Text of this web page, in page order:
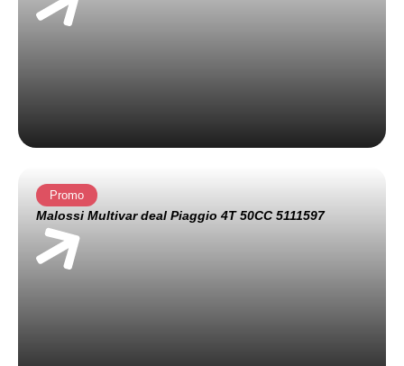
Promo
Malossi Multivar deal Piaggio 4T 50CC 5111597